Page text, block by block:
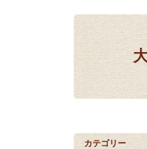
カテゴリー